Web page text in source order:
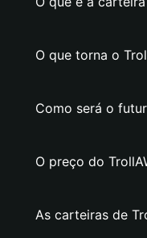
O que torna o
Como será o
O preço do
As carteiras de